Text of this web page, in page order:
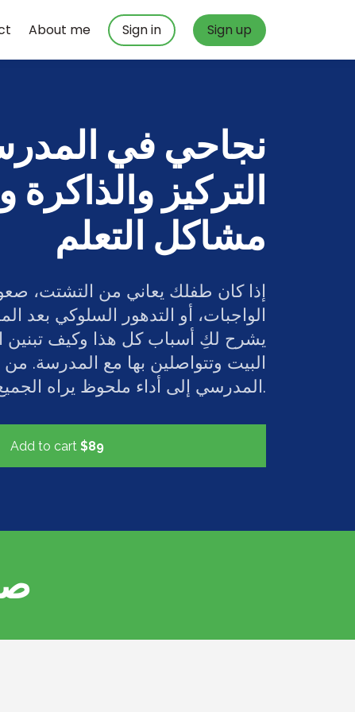
About me Sign in Sign up
نجاحي في
التركيز
مشاكل التعلم
الواجبات، أو التدهور السلوكي بعد
يشرح لكِ أسباب كل هذا وكيف تبنين
البيت وتتواصلين بها مع المدرسة.
المدرسي إلى أداء ملحوظ يراه الجميع.
Add to cart $89